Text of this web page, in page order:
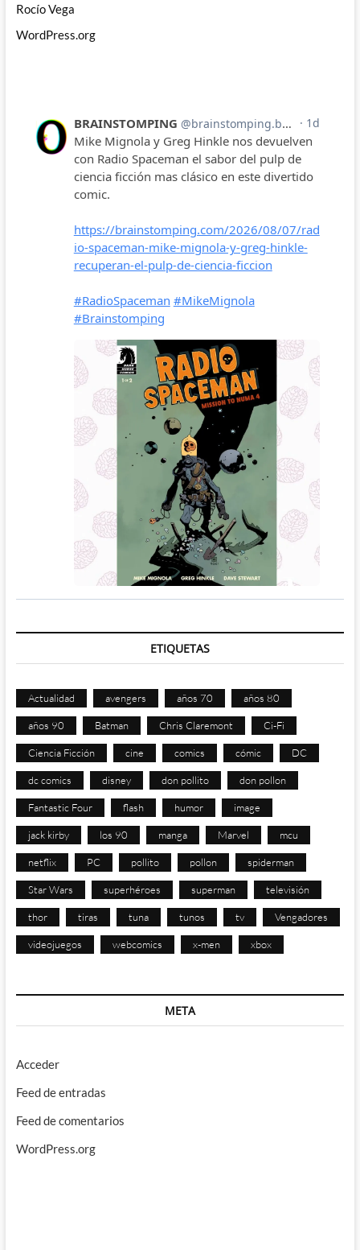
Rocío Vega
WordPress.org
ETIQUETAS
Actualidad avengers años 70 años 80
años 90 Batman Chris Claremont Ci-Fi
Ciencia Ficción cine comics cómic DC
dc comics disney don pollito don pollon
Fantastic Four flash humor image
jack kirby los 90 manga Marvel mcu
netflix PC pollito pollon spiderman
Star Wars superhéroes superman televisión
thor tiras tuna tunos tv Vengadores
videojuegos webcomics x-men xbox
META
Acceder
Feed de entradas
Feed de comentarios
WordPress.org